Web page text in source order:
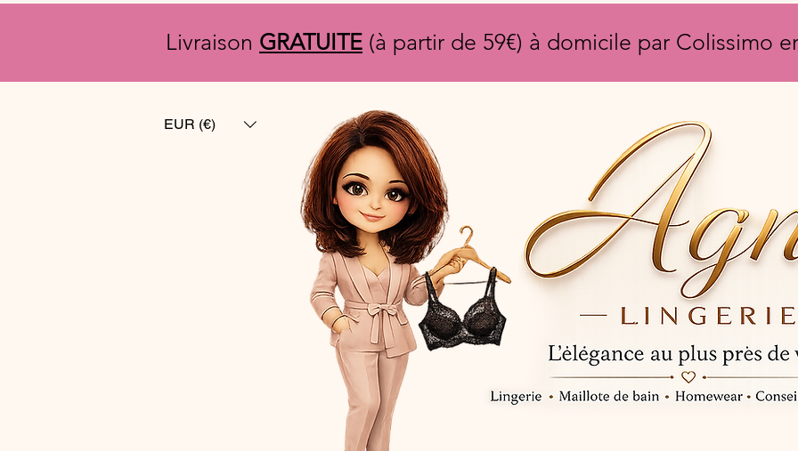
Livraison GRATUITE (à partir de 59€) à domicile par Colissimo
EUR (€)